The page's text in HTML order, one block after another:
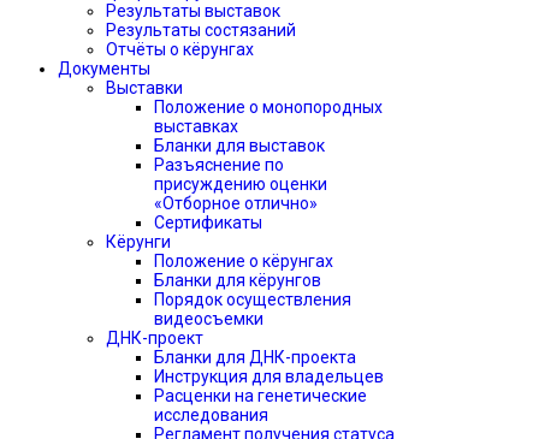
Результаты выставок
Результаты состязаний
Отчёты о кёрунгах
Документы
Выставки
Положение о монопородных
выставках
Бланки для выставок
Разъяснение по
присуждению оценки
«Отборное отлично»
Сертификаты
Кёрунги
Положение о кёрунгах
Бланки для кёрунгов
Порядок осуществления
видеосъемки
ДНК-проект
Бланки для ДНК-проекта
Инструкция для владельцев
Расценки на генетические
исследования
Регламент получения статуса